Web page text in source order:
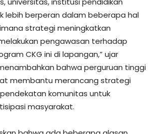
lebih berperan dalam beberapa hal
strategi meningkatkan
pengawasan terhadap
CKG ini di lapangan,” ujar
bahwa perguruan tinggi
membantu merancang strategi
komunitas untuk
masyarakat.